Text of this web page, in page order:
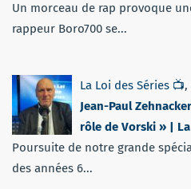
Un morceau de rap provoque
rappeur Boro700 se...
La Loi des Séries 📺,
Jean-Paul
rôle de Vorski » |
Poursuite de notre grande
des années 6...